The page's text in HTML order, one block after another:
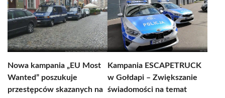
Nowa kampania „EU Most
Wanted” poszukuje
przestępców skazanych na
Kampania ESCAPETRUCK
w Gołdapi – Zwiększanie
świadomości na temat